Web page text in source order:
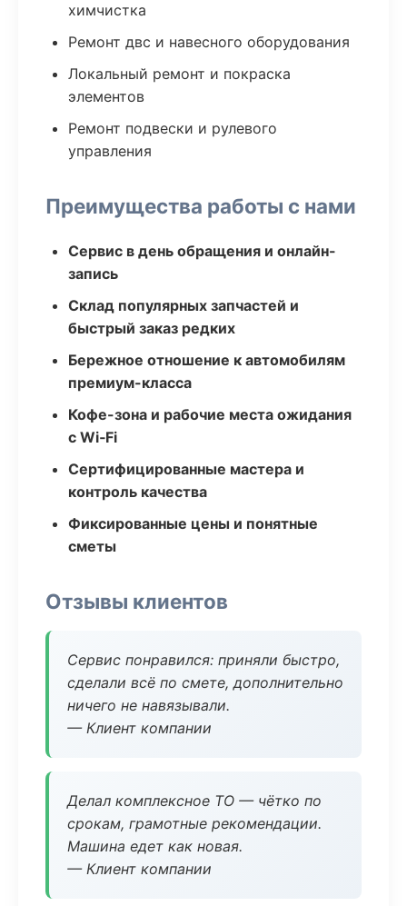
химчистка
Ремонт двс и навесного оборудования
Локальный ремонт и покраска
элементов
Ремонт подвески и рулевого
управления
Преимущества работы с нами
Сервис в день обращения и онлайн-
запись
Склад популярных запчастей и
быстрый заказ редких
Бережное отношение к автомобилям
премиум-класса
Кофе-зона и рабочие места ожидания
с Wi‑Fi
Сертифицированные мастера и
контроль качества
Фиксированные цены и понятные
сметы
Отзывы клиентов
Сервис понравился: приняли быстро,
сделали всё по смете, дополнительно
ничего не навязывали.
— Клиент компании
Делал комплексное ТО — чётко по
срокам, грамотные рекомендации.
Машина едет как новая.
— Клиент компании